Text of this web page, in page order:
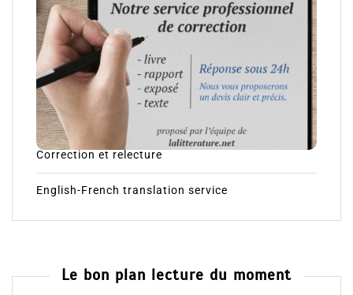
Correction et relecture
English-French translation service
Le bon plan lecture du moment